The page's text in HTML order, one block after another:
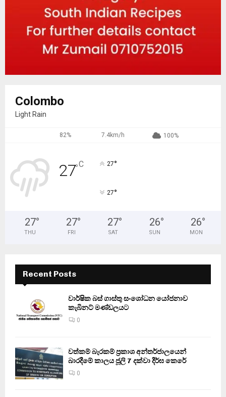
Colombo
Light Rain
82% 7.4km/h 100%
27°C 27°
27°
27°
THU
27°
FRI
27°
SAT
26°
SUN
26°
MON
Recent Posts
වාර්ෂික බස් ගාස්තු සංශෝධන යෝජනාව
කැබිනට් මණ්ඩලයට
0
වත්කම් බැරකම් ප්‍රකාශ අන්තර්ජාලයෙන්
බාරදීමේ කාලය ජූලි 7 දක්වා දීර්ඝ කෙරේ
0